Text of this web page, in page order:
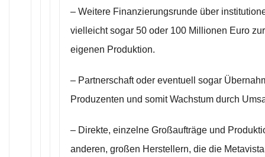
– Weitere Finanzierungsrunde über
vielleicht sogar 50 oder 100 Millionen Euro
eigenen Produktion.
– Partnerschaft oder eventuell sogar
Produzenten und somit Wachstum durch
– Direkte, einzelne Großaufträge und
anderen, großen Herstellern, die die